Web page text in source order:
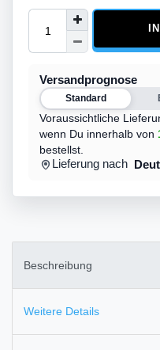
Versandprognose
Standard
Voraussichtliche
wenn Du innerhalb von
bestellst.
Lieferung nach
Beschreibung
Weitere Details